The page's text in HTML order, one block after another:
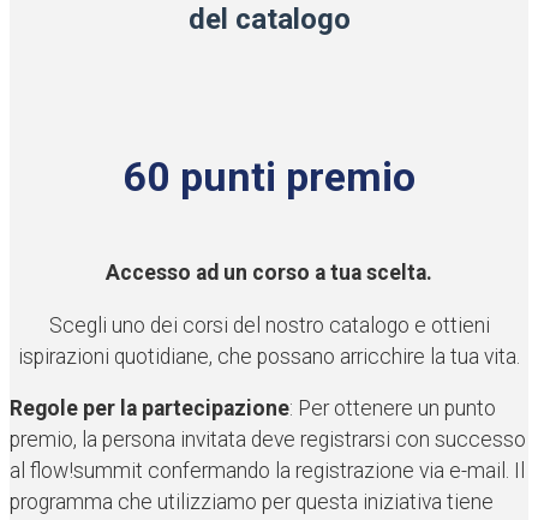
del catalogo
60 punti premio
Accesso ad un corso a tua scelta.
Scegli uno dei corsi del nostro catalogo e ottieni
ispirazioni quotidiane, che possano arricchire la tua vita.
Regole per la partecipazione: Per ottenere un punto
premio, la persona invitata deve registrarsi con successo
al flow!summit confermando la registrazione via e-mail. Il
programma che utilizziamo per questa iniziativa tiene